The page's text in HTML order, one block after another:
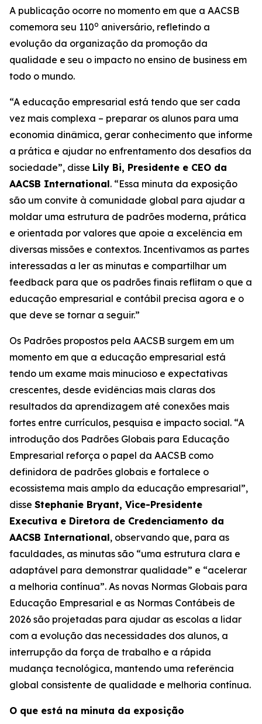
A publicação ocorre no momento em que a AACSB
comemora seu 110o aniversário, refletindo a
evolução da organização da promoção da
qualidade e seu o impacto no ensino de business em
todo o mundo.
“A educação empresarial está tendo que ser cada
vez mais complexa – preparar os alunos para uma
economia dinâmica, gerar conhecimento que informe
a prática e ajudar no enfrentamento dos desafios da
sociedade”, disse Lily Bi, Presidente e CEO da
AACSB International. “Essa minuta da exposição
são um convite à comunidade global para ajudar a
moldar uma estrutura de padrões moderna, prática
e orientada por valores que apoie a excelência em
diversas missões e contextos. Incentivamos as partes
interessadas a ler as minutas e compartilhar um
feedback para que os padrões finais reflitam o que a
educação empresarial e contábil precisa agora e o
que deve se tornar a seguir.”
Os Padrões propostos pela AACSB surgem em um
momento em que a educação empresarial está
tendo um exame mais minucioso e expectativas
crescentes, desde evidências mais claras dos
resultados da aprendizagem até conexões mais
fortes entre currículos, pesquisa e impacto social. “A
introdução dos Padrões Globais para Educação
Empresarial reforça o papel da AACSB como
definidora de padrões globais e fortalece o
ecossistema mais amplo da educação empresarial”,
disse Stephanie Bryant, Vice-Presidente
Executiva e Diretora de Credenciamento da
AACSB International, observando que, para as
faculdades, as minutas são “uma estrutura clara e
adaptável para demonstrar qualidade” e “acelerar
a melhoria contínua”. As novas Normas Globais para
Educação Empresarial e as Normas Contábeis de
2026 são projetadas para ajudar as escolas a lidar
com a evolução das necessidades dos alunos, a
interrupção da força de trabalho e a rápida
mudança tecnológica, mantendo uma referência
global consistente de qualidade e melhoria contínua.
O que está na minuta da exposição